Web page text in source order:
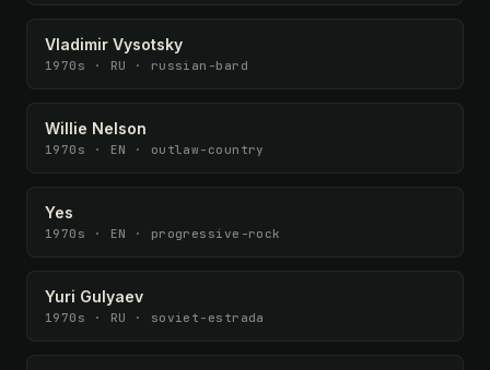
Vladimir Vysotsky
1970s · RU · russian-bard
Willie Nelson
1970s · EN · outlaw-country
Yes
1970s · EN · progressive-rock
Yuri Gulyaev
1970s · RU · soviet-estrada